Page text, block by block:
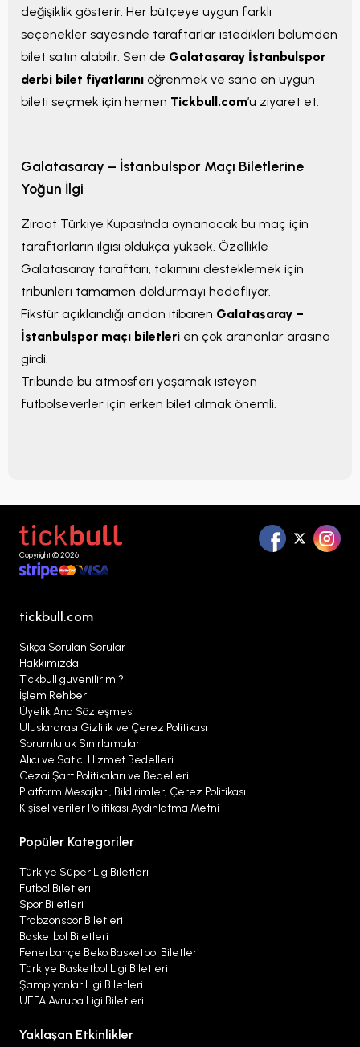
değişiklik gösterir. Her bütçeye uygun farklı
seçenekler sayesinde taraftarlar istedikleri bölümden
bilet satın alabilir. Sen de Galatasaray İstanbulspor
derbi bilet fiyatlarını öğrenmek ve sana en uygun
bileti seçmek için hemen Tickbull.com’u ziyaret et.
Galatasaray – İstanbulspor Maçı Biletlerine
Yoğun İlgi
Ziraat Türkiye Kupası’nda oynanacak bu maç için
taraftarların ilgisi oldukça yüksek. Özellikle
Galatasaray taraftarı, takımını desteklemek için
tribünleri tamamen doldurmayı hedefliyor.
Fikstür açıklandığı andan itibaren Galatasaray –
İstanbulspor maçı biletleri en çok arananlar arasına
girdi.
Tribünde bu atmosferi yaşamak isteyen
futbolseverler için erken bilet almak önemli.
Copyright © 2026
tickbull.com
Sıkça Sorulan Sorular
Hakkımızda
Tickbull güvenilir mi?
İşlem Rehberi
Üyelik Ana Sözleşmesi
Uluslararası Gizlilik ve Çerez Politikası
Sorumluluk Sınırlamaları
Alıcı ve Satıcı Hizmet Bedelleri
Cezai Şart Politikaları ve Bedelleri
Platform Mesajları, Bildirimler, Çerez Politikası
Kişisel veriler Politikası Aydınlatma Metni
Popüler Kategoriler
Türkiye Süper Lig Biletleri
Futbol Biletleri
Spor Biletleri
Trabzonspor Biletleri
Basketbol Biletleri
Fenerbahçe Beko Basketbol Biletleri
Türkiye Basketbol Ligi Biletleri
Şampiyonlar Ligi Biletleri
UEFA Avrupa Ligi Biletleri
Yaklaşan Etkinlikler